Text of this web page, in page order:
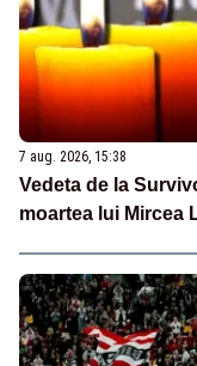
7 aug. 2026, 15:38
Vedeta de la
moartea lui Mircea